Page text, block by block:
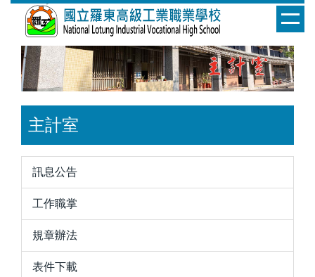
主計室
訊息公告
工作職掌
規章辦法
表件下載